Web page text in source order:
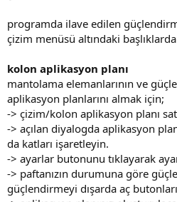
programda ilave edilen
çizim menüsü altındaki
kolon aplikasyon planı
mantolama elemanlarının ve
aplikasyon planlarını almak için;
-> çizim/kolon aplikasyon planı
-> açılan diyalogda aplikasyon
da katları işaretleyin.
-> ayarlar butonunu tıklayarak
-> paftanızın durumuna göre
güçlendirmeyi dışarda aç